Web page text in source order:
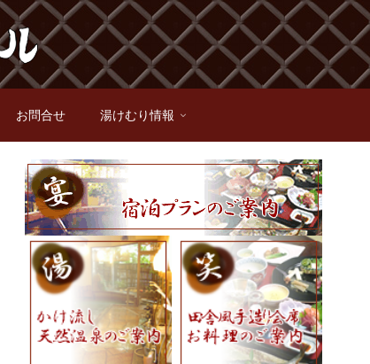
お問合せ 湯けむり情報